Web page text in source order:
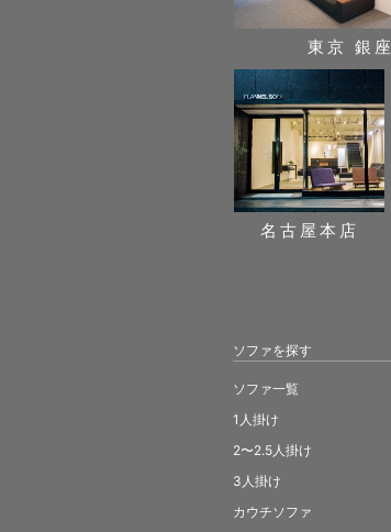
東京 銀座
名古屋本店
ソファを探す
ソファ一覧
1人掛け
2〜2.5人掛け
3人掛け
カウチソファ